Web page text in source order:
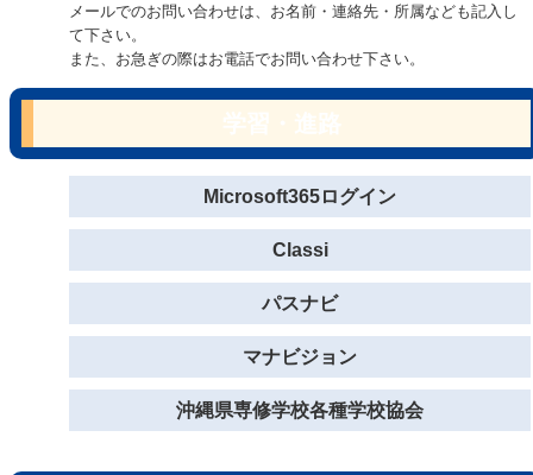
メールでのお問い合わせは、お名前・連絡先・所属なども記入し
て下さい。
また、お急ぎの際はお電話でお問い合わせ下さい。
Microsoft365ログイン
Classi
パスナビ
マナビジョン
沖縄県専修学校各種学校協会